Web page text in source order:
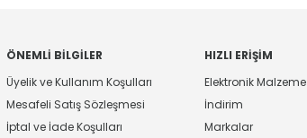
ÖNEMLI BILGILER
Üyelik ve Kullanım Koşulları
Mesafeli Satış Sözleşmesi
İptal ve İade Koşulları
HIZLI ERIŞIM
Elektronik Malzeme
İndirim
Markalar